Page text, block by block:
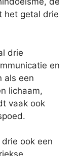
het getal drie
drie
en
als een
lichaam,
vaak ook
ook een